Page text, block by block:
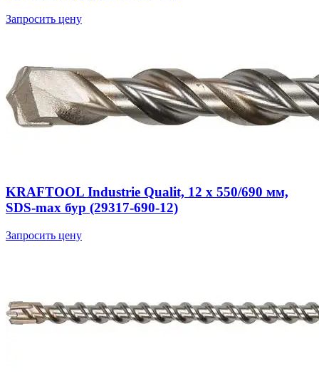
Запросить цену
KRAFTOOL Industrie Qualit, 12 x 550/690 мм,
SDS-max бур (29317-690-12)
Запросить цену